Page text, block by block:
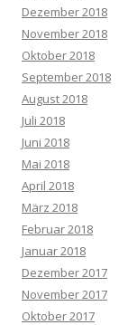
Dezember 2018
November 2018
Oktober 2018
September 2018
August 2018
Juli 2018
Juni 2018
Mai 2018
April 2018
März 2018
Februar 2018
Januar 2018
Dezember 2017
November 2017
Oktober 2017